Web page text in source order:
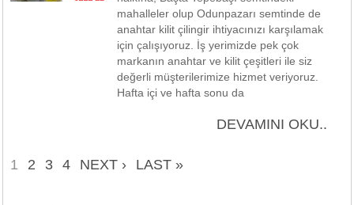
mahalleler olup Odunpazarı semtinde de
anahtar kilit çilingir ihtiyacınızı karşılamak
için çalışıyoruz. İş yerimizde pek çok
markanın anahtar ve kilit çeşitleri ile siz
değerli müşterilerimize hizmet veriyoruz.
Hafta içi ve hafta sonu da
DEVAMINI OKU..
1 2 3 4 NEXT › LAST »